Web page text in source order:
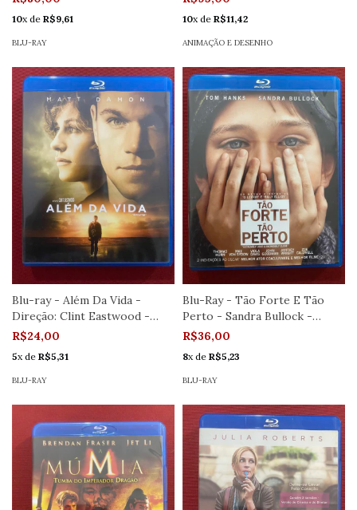
10x de R$9,61
BLU-RAY
10x de R$11,42
ANIMAÇÃO E DESENHO
Blu-ray - Além Da Vida -
Direção: Clint Eastwood -
Seminovo
R$24,00
5x de R$5,31
BLU-RAY
Blu-Ray - Tão Forte E Tão
Perto - Sandra Bullock -
Semin.
R$36,00
8x de R$5,23
BLU-RAY